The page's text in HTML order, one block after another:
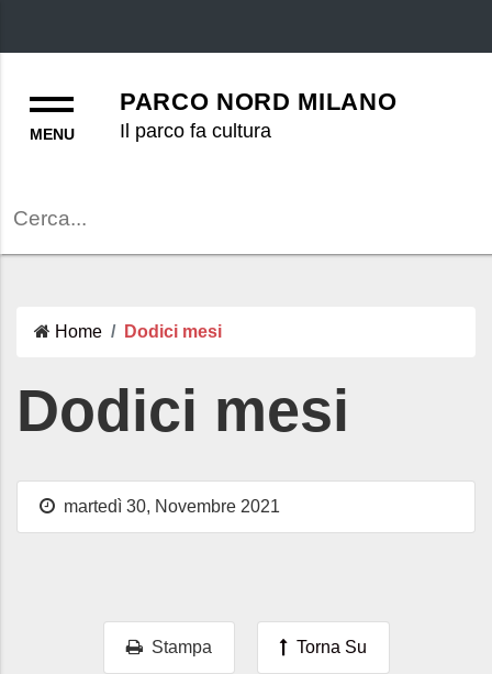
PARCO NORD MILANO
Il parco fa cultura
Home Dodici mesi
Dodici mesi
martedì 30, Novembre 2021
Stampa Torna Su